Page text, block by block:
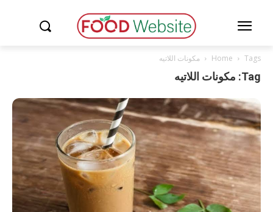
Home Tags مكونات اللاتيه
Tag: مكونات اللاتيه